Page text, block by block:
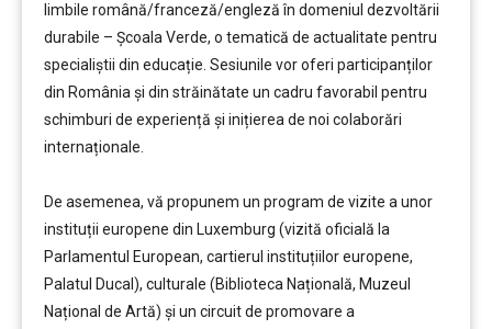
limbile română/franceză/engleză în domeniul dezvoltării
durabile – Școala Verde, o tematică de actualitate pentru
specialiștii din educație. Sesiunile vor oferi participanților
din România și din străinătate un cadru favorabil pentru
schimburi de experiență și inițierea de noi colaborări
internaționale.
De asemenea, vă propunem un program de vizite a unor
instituții europene din Luxemburg (vizită oficială la
Parlamentul European, cartierul instituțiilor europene,
Palatul Ducal), culturale (Biblioteca Națională, Muzeul
Național de Artă) și un circuit de promovare a